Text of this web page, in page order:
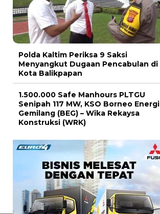
Polda Kaltim Periksa 9 Saksi
Menyangkut Dugaan Pencabulan di
Kota Balikpapan
1.500.000 Safe Manhours PLTGU
Senipah 117 MW, KSO Borneo Energi
Gemilang (BEG) – Wika Rekaysa
Konstruksi (WRK)